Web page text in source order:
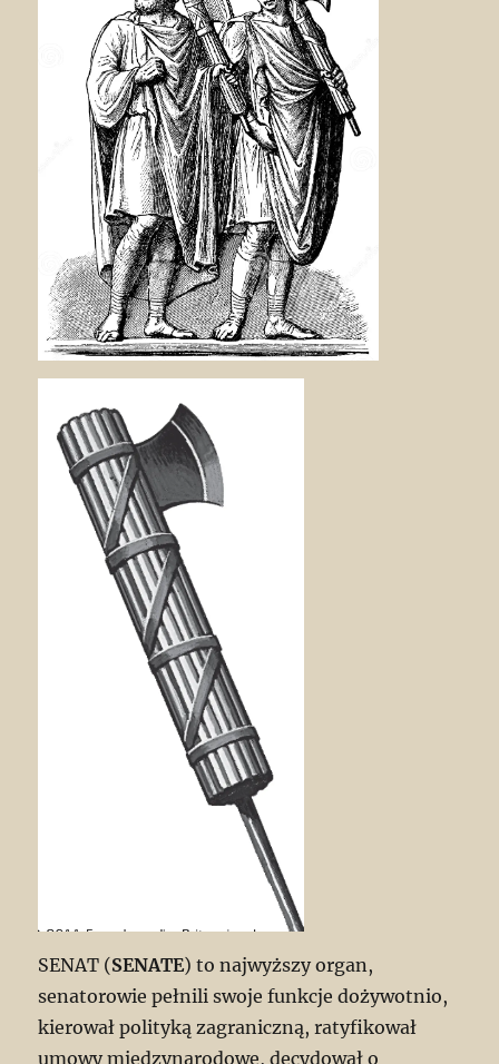
SENAT (SENATE) to najwyższy organ,
senatorowie pełnili swoje funkcje dożywotnio,
kierował polityką zagraniczną, ratyfikował
umowy międzynarodowe, decydował o